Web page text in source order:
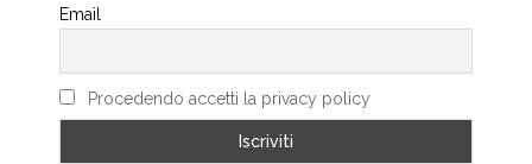
Email
Procedendo accetti la privacy policy